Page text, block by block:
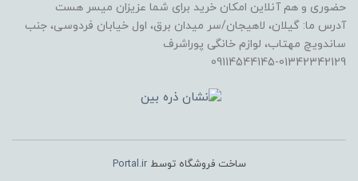
حضوری و هم آنلاین امکان خرید برای شما عزیزان میسر هست
آدرس ما: گیلان، لاهیجان/سر میدان برق، اول خیابان فردوسی، جنب
ساندویچ مهتاب، لوازم خانگی پوراشرف
09114544145-01342342129
ساخت فروشگاه توسطPortal.ir